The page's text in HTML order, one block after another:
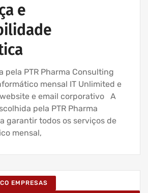
e
pela PTR Pharma Consulting
mensal IT Unlimited e
e email corporativo A
pela PTR Pharma
garantir todos os serviços de
mensal,
EMPRESAS